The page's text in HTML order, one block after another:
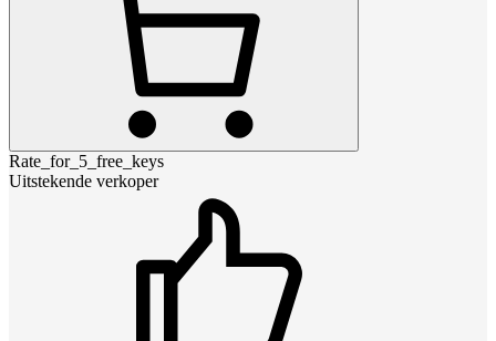
Rate_for_5_free_keys
Uitstekende verkoper